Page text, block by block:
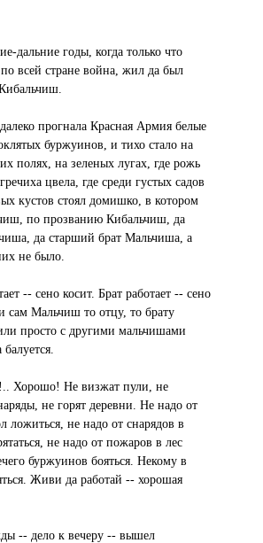
дальние годы, когда только что
по всей стране война, жил да был
прогнала Красная Армия белые
буржуинов, и тихо стало на
полях, на зеленых лугах, где рожь
цвела, где среди густых садов
кустов стоял домишко, в котором
по прозванию Кибальчиш, да
да старший брат Мальчиша, а
не было.
-- сено косит. Брат работает -- сено
сам Мальчиш то отцу, то брату
просто с другими мальчишами
Хорошо! Не визжат пули, не
не горят деревни. Не надо от
ложиться, не надо от снарядов в
не надо от пожаров в лес
буржуинов бояться. Некому в
Живи да работай -- хорошая
-- дело к вечеру -- вышел